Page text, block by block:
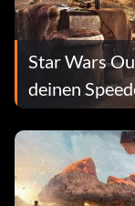
Star Wars
deinen